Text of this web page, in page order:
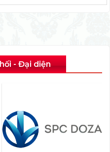
- Đại diện